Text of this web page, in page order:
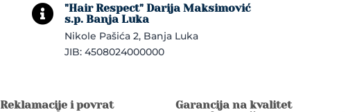

"Hair Respect" Darija Maksimović
s.p. Banja Luka
Nikole Pašića 2, Banja Luka
JIB: 4508024000000
Reklamacije i povrat
Garancija na kvalitet